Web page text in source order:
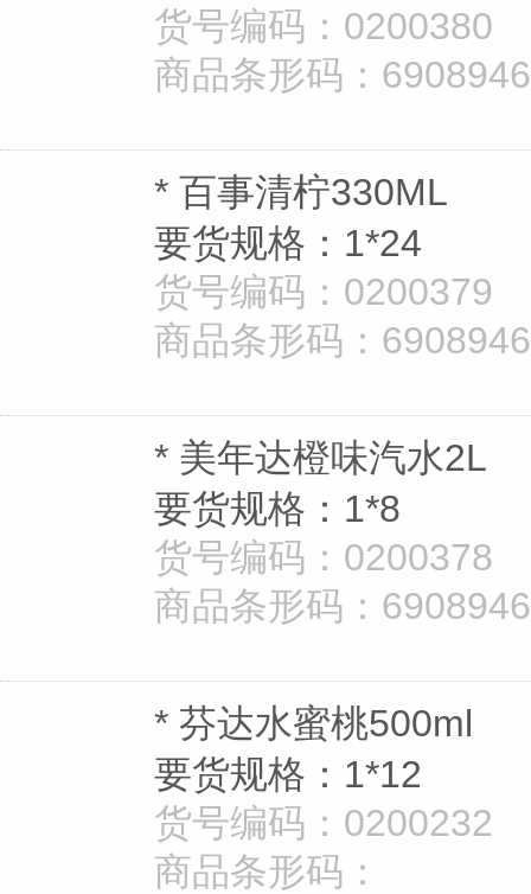
货号编码：0200380
商品条形码：
* 百事清柠330ML
要货规格：1*24
货号编码：0200379
商品条形码：
* 美年达橙味汽水2L
要货规格：1*8
货号编码：0200378
商品条形码：
* 芬达水蜜桃500ml
要货规格：1*12
货号编码：0200232
商品条形码：